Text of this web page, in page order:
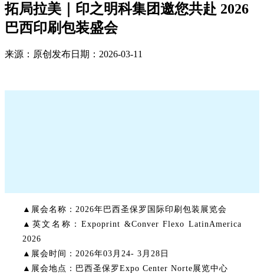
拓局拉美｜印之明科集团邀您共赴 2026
巴西印刷包装盛会
来源：原创 发布日期：2026-03-11
▲展会名称：2026年巴西圣保罗国际印刷包装展览会
▲英文名称：Expoprint &Conver Flexo LatinAmerica
2026
▲展会时间：2026年03月24- 3月28日
▲展会地点：巴西圣保罗Expo Center Norte展览中心